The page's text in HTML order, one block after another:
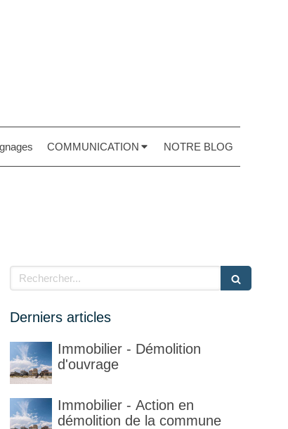
COMMUNICATION NOTRE BLOG
Rechercher
Derniers articles
Immobilier - Démolition
d'ouvrage
Immobilier - Action en
démolition de la commune